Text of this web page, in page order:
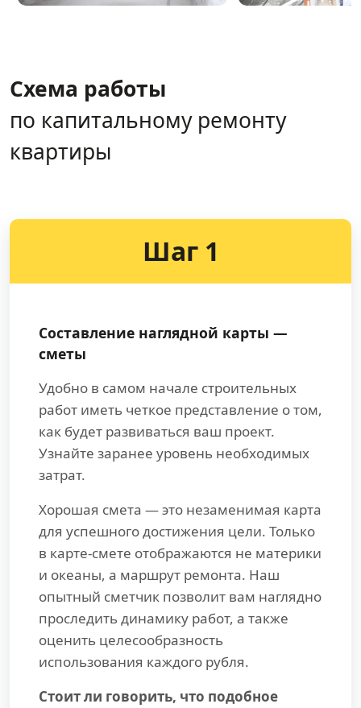
Схема работы
по капитальному ремонту
квартиры
Шаг 1
Составление наглядной карты —
сметы
Удобно в самом начале строительных
работ иметь четкое представление о том,
как будет развиваться ваш проект.
Узнайте заранее уровень необходимых
затрат.
Хорошая смета — это незаменимая карта
для успешного достижения цели. Только
в карте-смете отображаются не материки
и океаны, а маршрут ремонта. Наш
опытный сметчик позволит вам наглядно
проследить динамику работ, а также
оценить целесообразность
использования каждого рубля.
Стоит ли говорить, что подобное